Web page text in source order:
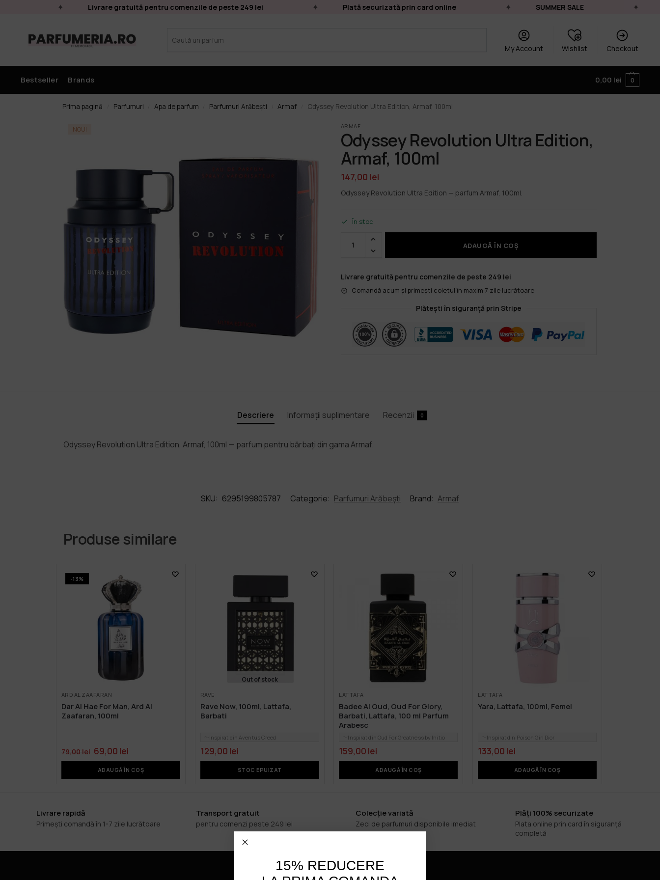
Livrare gratuită pentru comenzile de peste 249 lei Plată securizată prin card online SUMMER SALE
My Account Wishlist Checkout
Bestseller Brands 0,00 lei 0
Prima pagină Parfumuri Apa de parfum Parfumuri Arăbești Armaf Odyssey Revolution Ultra Edition, Armaf, 100ml
NOU! ARMAF
Odyssey Revolution Ultra Edition,
Armaf, 100ml
147,00 lei
Odyssey Revolution Ultra Edition — parfum Armaf, 100ml.
În stoc
ADAUGĂ ÎN COȘ
Livrare gratuită pentru comenzile de peste 249 lei
Comandă acum și primești coletul în maxim 7 zile lucrătoare
Plătești în siguranță prin Stripe
Descriere Informații suplimentare Recenzii 0
Odyssey Revolution Ultra Edition, Armaf, 100ml — parfum pentru bărbați din gama Armaf.
SKU: 6295199805787 Categorie: Parfumuri Arăbești Brand: Armaf
Produse similare
-13%
ARD AL ZAAFARAN
Dar Al Hae For Man, Ard Al
Zaafaran, 100ml
79,00lei 69,00 lei
ADAUGĂ ÎN COȘ
Out of stock
RAVE
Rave Now, 100ml, Lattafa,
Barbati
Inspirat din Aventus Creed
129,00 lei
STOC EPUIZAT
LATTAFA
Badee Al Oud, Oud For Glory,
Barbati, Lattafa, 100 ml Parfum
Arabesc
Inspirat din Oud For Greatness by Initio
159,00 lei
ADAUGĂ ÎN COȘ
LATTAFA
Yara, Lattafa, 100ml, Femei
Inspirat din Poison Girl Dior
133,00 lei
ADAUGĂ ÎN COȘ
Livrare rapidă
Primești comandă în 1-7 zile lucrătoare
Transport gratuit
pentru comenzi peste 249 lei
Colecție variată
Zeci de parfumuri disponibile imediat
Plăți 100% securizate
Plata online prin card în siguranță
completă
15% REDUCERE